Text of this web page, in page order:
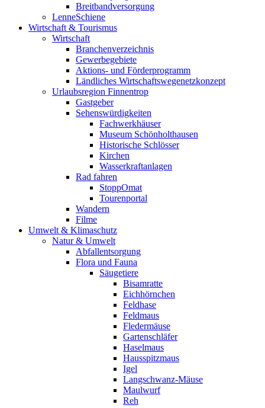
Breitbandversorgung
LenneSchiene
Wirtschaft & Tourismus
Wirtschaft
Branchenverzeichnis
Gewerbegebiete
Aktions- und Förderprogramm
Ländliches Wirtschaftswegenetzkonzept
Urlaubsregion Finnentrop
Gastgeber
Sehenswürdigkeiten
Fachwerkhäuser
Museum Schönholthausen
Historische Schlösser
Kirchen
Wasserkraftanlagen
Rad fahren
StoppOmat
Tourenportal
Wandern
Filme
Umwelt & Klimaschutz
Natur & Umwelt
Abfallentsorgung
Flora und Fauna
Säugetiere
Bisamratte
Eichhörnchen
Feldhase
Feldmaus
Fledermäuse
Gartenschläfer
Haselmaus
Hausspitzmaus
Igel
Langschwanz-Mäuse
Maulwurf
Reh